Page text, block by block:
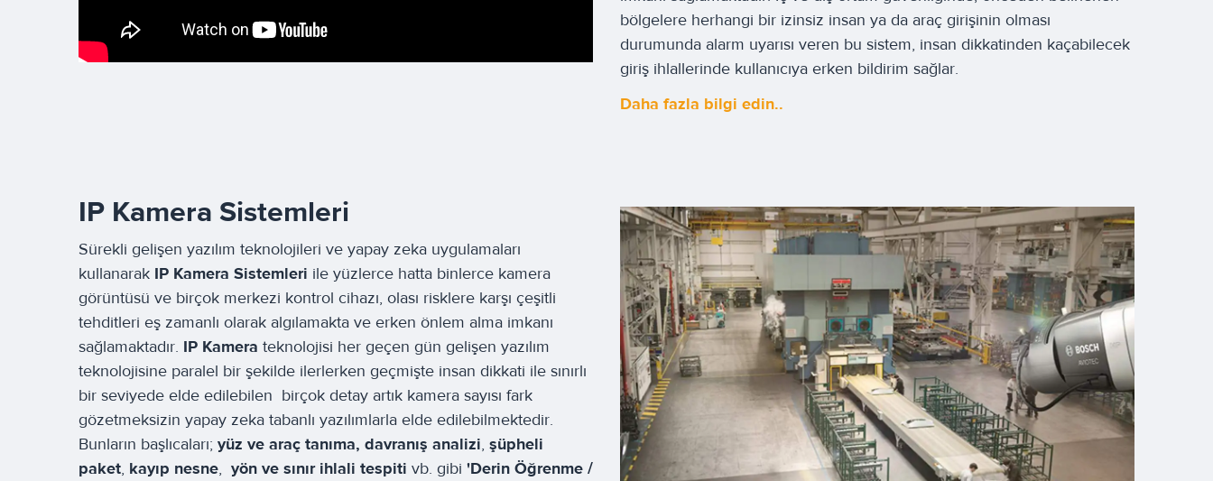
bölgelere herhangi bir izinsiz insan ya da araç girişinin olması
durumunda alarm uyarısı veren bu sistem, insan dikkatinden kaçabilecek
giriş ihlallerinde kullanıcıya erken bildirim sağlar.
Daha fazla bilgi edin..
IP Kamera Sistemleri
Sürekli gelişen yazılım teknolojileri ve yapay zeka uygulamaları
kullanarak IP Kamera Sistemleri ile yüzlerce hatta binlerce kamera
görüntüsü ve birçok merkezi kontrol cihazı, olası risklere karşı çeşitli
tehditleri eş zamanlı olarak algılamakta ve erken önlem alma imkanı
sağlamaktadır. IP Kamera teknolojisi her geçen gün gelişen yazılım
teknolojisine paralel bir şekilde ilerlerken geçmişte insan dikkati ile sınırlı
bir seviyede elde edilebilen birçok detay artık kamera sayısı fark
gözetmeksizin yapay zeka tabanlı yazılımlarla elde edilebilmektedir.
Bunların başlıcaları; yüz ve araç tanıma, davranış analizi, şüpheli
paket, kayıp nesne, yön ve sınır ihlali tespiti vb. gibi 'Derin Öğrenme /